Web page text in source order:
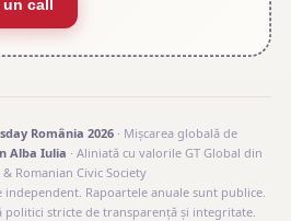
un call
România 2026· Mișcarea globală de
Alba Iulia · Aliniată cu valorile GT Global din
& Romanian Civic Society
Rapoartele anuale sunt publice.
politici stricte de transparență și integritate.